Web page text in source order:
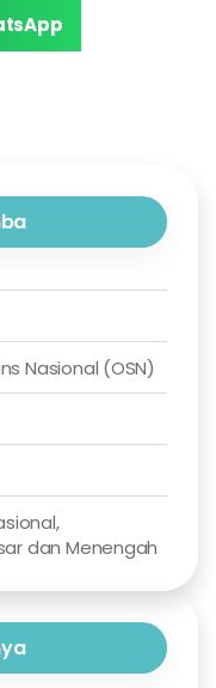
Nasional (OSN)
dan Menengah